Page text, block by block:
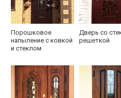
Порошковое
напыление с ковкой
и стеклом
Дверь со
решеткой